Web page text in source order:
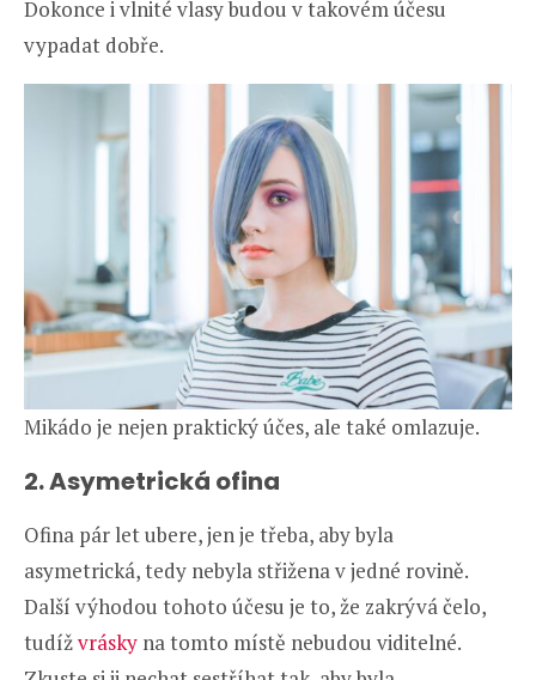
Dokonce i vlnité vlasy budou v takovém účesu
vypadat dobře.
Mikádo je nejen praktický účes, ale také omlazuje.
2. Asymetrická ofina
Ofina pár let ubere, jen je třeba, aby byla
asymetrická, tedy nebyla střižena v jedné rovině.
Další výhodou tohoto účesu je to, že zakrývá čelo,
tudížvrásky na tomto místě nebudou viditelné.